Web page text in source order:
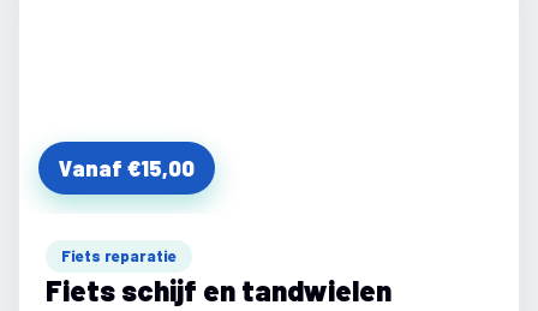
Vanaf €15,00
Fiets reparatie
Fiets schijf en tandwielen